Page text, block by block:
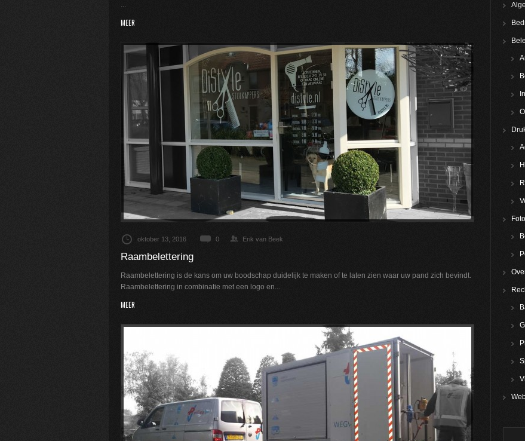
...
MEER
oktober 13, 2016 0 Erik van Beek
Raambelettering
Raambelettering is de kans om uw boodschap duidelijk te maken of te laten zien waar uw pand zich bevindt.
Raambelettering in combinatie met een logo en...
MEER